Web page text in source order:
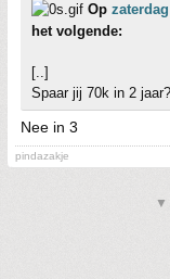
Op
het volgende:
[..]
Spaar jij 70k in 2 jaar?
Nee in 3
pindazakje
▼